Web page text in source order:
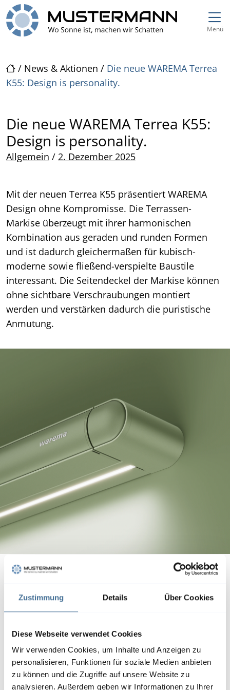
Zustimmung Details Über Cookies
Diese Webseite verwendet Cookies
Wir verwenden Cookies, um Inhalte und Anzeigen zu
personalisieren, Funktionen für soziale Medien anbieten
zu können und die Zugriffe auf unsere Website zu
analysieren. Außerdem geben wir Informationen zu Ihrer
zur Top-Navigation
zur Hauptnavigation
Inhalt springen
zum Footer
Hauptnavigation
Menü
/ News & Aktionen / Die neue WAREMA Terrea
K55: Design is personality.
Die neue WAREMA Terrea K55:
Design is personality.
Allgemein / Posted on
2. Dezember 2025
Mit der neuen Terrea K55 präsentiert WAREMA
Design ohne Kompromisse. Die Terrassen-
Markise überzeugt mit ihrer harmonischen
Kombination aus geraden und runden Formen
und ist dadurch gleichermaßen für kubisch-
moderne sowie fließend-verspielte Baustile
interessant. Die Seitendeckel der Markise können
ohne sichtbare Verschraubungen montiert
werden und verstärken dadurch die puristische
Anmutung.
Ein weiteres Highlight:
Auf Wunsch ermöglichen
zwei voneinander unabhängige integrierte,
dimmbare LED-Streifen eine Beleuchtung der
direktes oder Ambientelicht, Sie haben die Wahl.
Weitere hochwertige Features runden die K55 ab:
Das optionale Volant-Rollo gewährleistet
Privatsphäre und Blendschutz, während der